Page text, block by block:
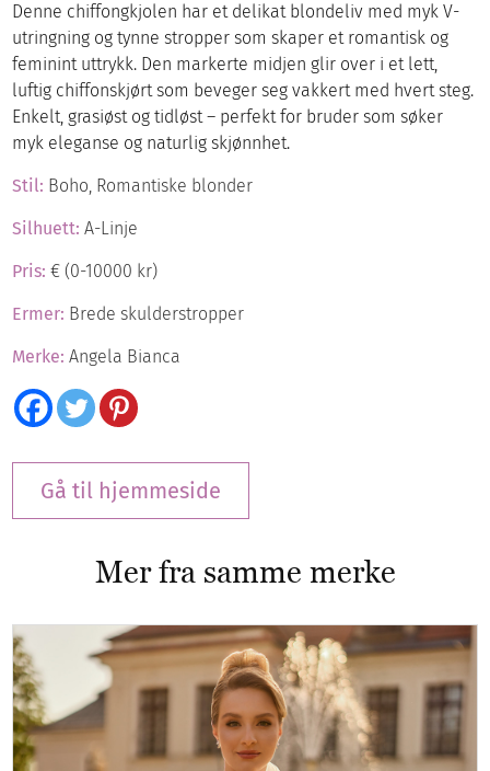
Denne chiffongkjolen har et delikat blondeliv med myk V-
utringning og tynne stropper som skaper et romantisk og
feminint uttrykk. Den markerte midjen glir over i et lett,
luftig chiffonskjørt som beveger seg vakkert med hvert steg.
Enkelt, grasiøst og tidløst – perfekt for bruder som søker
myk eleganse og naturlig skjønnhet.
Stil: Boho, Romantiske blonder
Silhuett:A-Linje
Pris:€ (0-10000 kr)
Ermer: Brede skulderstropper
Merke:Angela Bianca
Gå til hjemmeside
Mer fra samme merke